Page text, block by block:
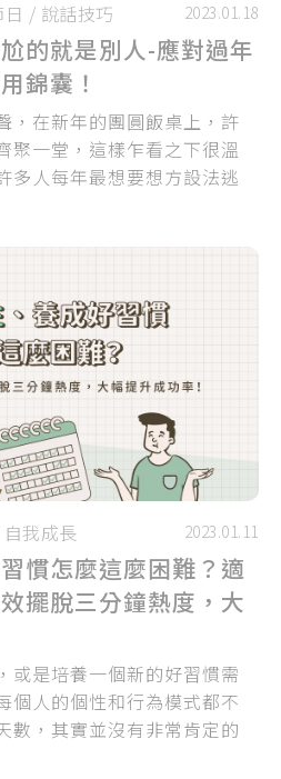
/ 說話技巧 2023.01.18
的就是別人-應對過年
錦囊！
，在新年的團圓飯桌上，許
聚一堂，這樣乍看之下很溫
多人每年最想要想方設法逃
自我成長 2023.01.11
慣怎麼這麼困難？適
擺脫三分鐘熱度，大
或是培養一個新的好習慣需
個人的個性和行為模式都不
數，其實並沒有非常肯定的